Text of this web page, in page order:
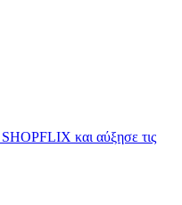
και αύξησε τις